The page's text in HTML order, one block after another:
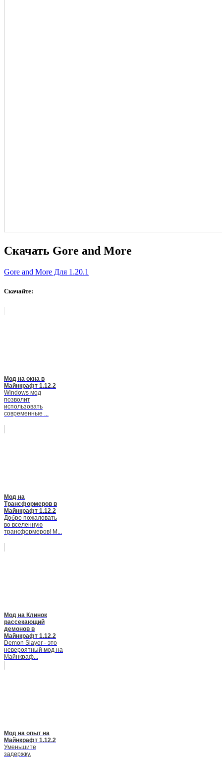
Скачать Gore and More
Gore and More Для 1.20.1
Скачайте:
Мод на окна в
Майнкрафт 1.12.2
Windows мод
позволит
использовать
современные ...
Мод на
Трансформеров в
Майнкрафт 1.12.2
Добро пожаловать
во вселенную
трансформеров! М...
Мод на Клинок
рассекающий
демонов в
Майнкрафт 1.12.2
Demon Slayer - это
невероятный мод на
Майнкраф...
Мод на опыт на
Майнкрафт 1.12.2
Уменьшите
задержку,